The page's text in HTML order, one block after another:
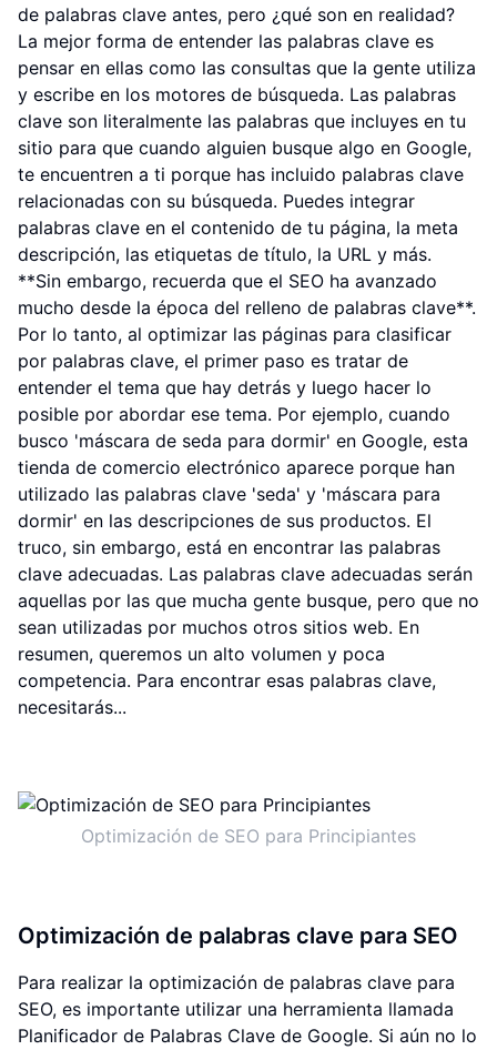
de palabras clave antes, pero ¿qué son en realidad?
La mejor forma de entender las palabras clave es
pensar en ellas como las consultas que la gente utiliza
y escribe en los motores de búsqueda. Las palabras
clave son literalmente las palabras que incluyes en tu
sitio para que cuando alguien busque algo en Google,
te encuentren a ti porque has incluido palabras clave
relacionadas con su búsqueda. Puedes integrar
palabras clave en el contenido de tu página, la meta
descripción, las etiquetas de título, la URL y más.
**Sin embargo, recuerda que el SEO ha avanzado
mucho desde la época del relleno de palabras clave**.
Por lo tanto, al optimizar las páginas para clasificar
por palabras clave, el primer paso es tratar de
entender el tema que hay detrás y luego hacer lo
posible por abordar ese tema. Por ejemplo, cuando
busco 'máscara de seda para dormir' en Google, esta
tienda de comercio electrónico aparece porque han
utilizado las palabras clave 'seda' y 'máscara para
dormir' en las descripciones de sus productos. El
truco, sin embargo, está en encontrar las palabras
clave adecuadas. Las palabras clave adecuadas serán
aquellas por las que mucha gente busque, pero que no
sean utilizadas por muchos otros sitios web. En
resumen, queremos un alto volumen y poca
competencia. Para encontrar esas palabras clave,
necesitarás...
Optimización de SEO para Principiantes
Optimización de palabras clave para SEO
Para realizar la optimización de palabras clave para
SEO, es importante utilizar una herramienta llamada
Planificador de Palabras Clave de Google. Si aún no lo